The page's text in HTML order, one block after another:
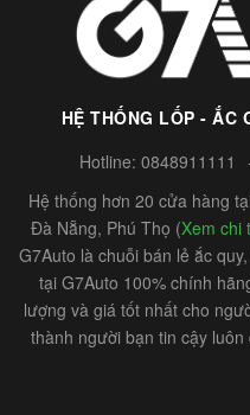
HỆ THỐNG LỐP - ẮC
Hotline: 0848911111
Hệ thống hơn 20 cửa hàng
Đà Nẵng, Phú Thọ (Xem chi
G7Auto là chuỗi bán lẻ ắc
tại G7Auto 100% chính
lượng và giá tốt nhất cho
thành người bạn tin cậy